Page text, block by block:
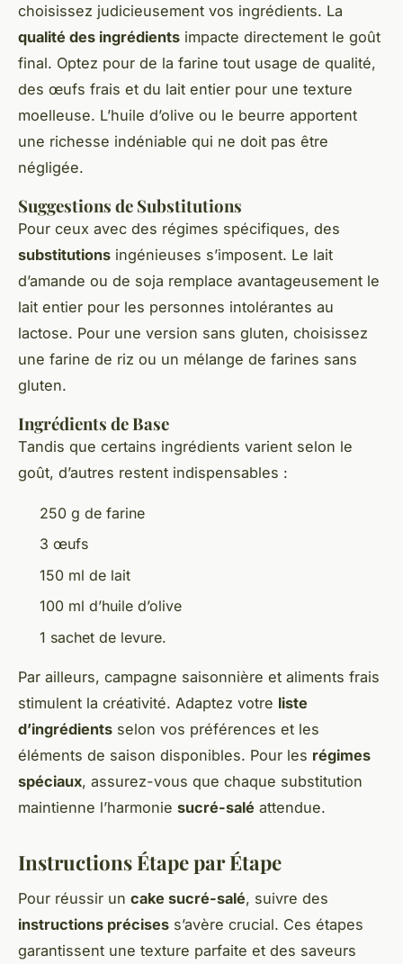
choisissez judicieusement vos ingrédients. La
qualité des ingrédients impacte directement le goût
final. Optez pour de la farine tout usage de qualité,
des œufs frais et du lait entier pour une texture
moelleuse. L’huile d’olive ou le beurre apportent
une richesse indéniable qui ne doit pas être
négligée.
Suggestions de Substitutions
Pour ceux avec des régimes spécifiques, des
substitutions ingénieuses s’imposent. Le lait
d’amande ou de soja remplace avantageusement le
lait entier pour les personnes intolérantes au
lactose. Pour une version sans gluten, choisissez
une farine de riz ou un mélange de farines sans
gluten.
Ingrédients de Base
Tandis que certains ingrédients varient selon le
goût, d’autres restent indispensables :
250 g de farine
3 œufs
150 ml de lait
100 ml d’huile d’olive
1 sachet de levure.
Par ailleurs, campagne saisonnière et aliments frais
stimulent la créativité. Adaptez votre liste
d’ingrédients selon vos préférences et les
éléments de saison disponibles. Pour les régimes
spéciaux, assurez-vous que chaque substitution
maintienne l’harmonie sucré-salé attendue.
Instructions Étape par Étape
Pour réussir un cake sucré-salé, suivre des
instructions précises s’avère crucial. Ces étapes
garantissent une texture parfaite et des saveurs